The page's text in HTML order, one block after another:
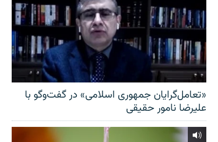
«تعامل‌گرایان جمهوری اسلامی» در گفت‌وگو با
علیرضا نامور حقیقی